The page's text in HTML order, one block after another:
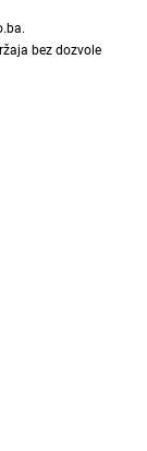
.
bez dozvole